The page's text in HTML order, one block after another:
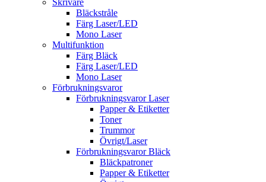
Skrivare
Bläckstråle
Färg Laser/LED
Mono Laser
Multifunktion
Färg Bläck
Färg Laser/LED
Mono Laser
Förbrukningsvaror
Förbrukningsvaror Laser
Papper & Etiketter
Toner
Trummor
Övrigt/Laser
Förbrukningsvaror Bläck
Bläckpatroner
Papper & Etiketter